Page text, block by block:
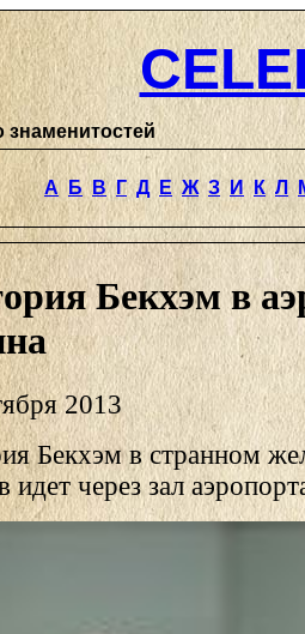
А Б В Г Д Е Ж З И К Л
Бекхэм в
2013
Бекхэм в странном
идет через зал